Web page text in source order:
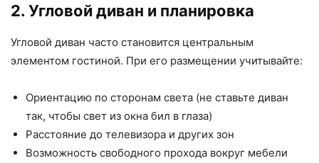
2. Угловой диван и планировка
Угловой диван часто становится центральным
элементом гостиной. При его размещении учитывайте:
Ориентацию по сторонам света (не ставьте диван
так, чтобы свет из окна бил в глаза)
Расстояние до телевизора и других зон
Возможность свободного прохода вокруг мебели